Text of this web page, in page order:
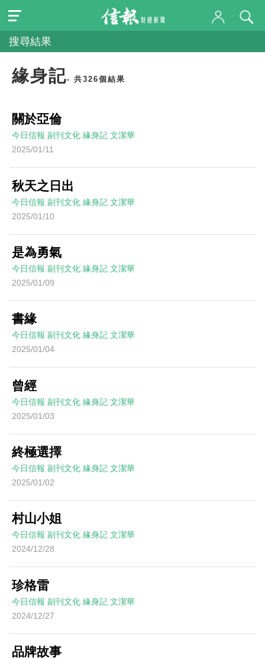
搜尋結果
緣身記- 共326個結果
關於亞倫
今日信報 副刊文化 緣身記 文潔華
2025/01/11
秋天之日出
今日信報 副刊文化 緣身記 文潔華
2025/01/10
是為勇氣
今日信報 副刊文化 緣身記 文潔華
2025/01/09
書緣
今日信報 副刊文化 緣身記 文潔華
2025/01/04
曾經
今日信報 副刊文化 緣身記 文潔華
2025/01/03
終極選擇
今日信報 副刊文化 緣身記 文潔華
2025/01/02
村山小姐
今日信報 副刊文化 緣身記 文潔華
2024/12/28
珍格雷
今日信報 副刊文化 緣身記 文潔華
2024/12/27
品牌故事